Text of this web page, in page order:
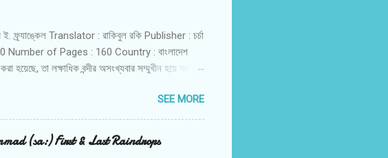
ফ্র্যাঙ্কেল Translator : রাকিবুল রকি Publisher : চর্চা
of Pages : 160 Country : বাংলাদেশ
হয়েছে, তা লক্ষাধিক বন্দীর অসংখ্যবার সম্মুখীন হয়ে আসা
তা এখানে বলা হয়নি; বরং প্রতিদিনের অসংখ্য তুচ্ছ পীড়নের
ভিক্টর ই. ফ্র্যাঙ্কেলের সেরা কাজগুলোর একটি। বইটিকে
অংশে তিনি আলোচনা করেছেন সেখানকার কঠিন দিনগুলো
আলোচনা লোগো-থেরাপি নিয়ে। একজন সাইকো...
SEE MORE
(sa:) First & Last Raindrops